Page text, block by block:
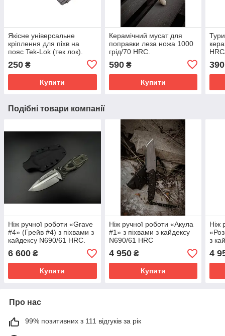
Якісне універсальне
кріплення для піхв на
пояс Tek-Lok (тек лок).
250 ₴
Купити
Керамічний мусат для
поправки леза ножа 1000
грід/70 HRC.
590₴
Купити
390
Подібні товари компанії
Ніж ручної роботи «Grave
#4» (Грейв #4) з піхвами з
кайдексу N690/61 HRC.
6 600 ₴
Купити
Ніж ручної роботи «Акула
#1» з піхвами з кайдексу
N690/61 HRC
4 950₴
Купити
Ніж
з
4
Про нас
99% позитивних з 111 відгуків за рік